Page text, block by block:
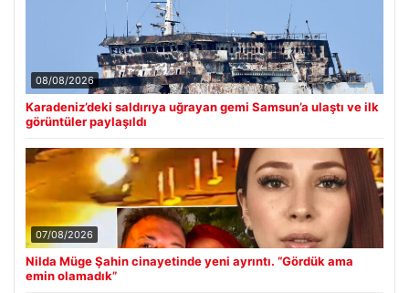
08/08/2026
Karadeniz’deki saldırıya uğrayan gemi Samsun’a ulaştı ve ilk
görüntüler paylaşıldı
07/08/2026
Nilda Müge Şahin cinayetinde yeni ayrıntı. “Gördük ama
emin olamadık”